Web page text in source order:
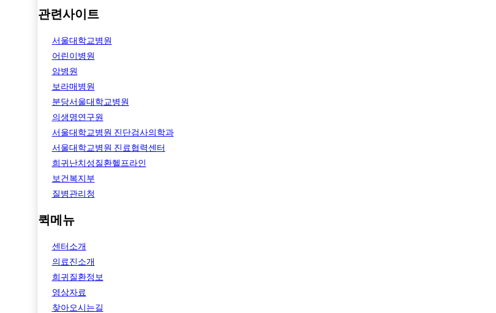
관련사이트
서울대학교병원
어린이병원
암병원
보라매병원
분당서울대학교병원
의생명연구원
서울대학교병원 진단검사의학과
서울대학교병원 진료협력센터
희귀난치성질환헬프라인
보건복지부
질병관리청
퀵메뉴
센터소개
의료진소개
희귀질환정보
영상자료
찾아오시는길